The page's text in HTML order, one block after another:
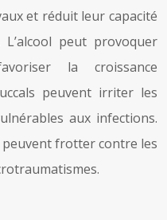
et réduit leur capacité
peut provoquer
la croissance
peuvent irriter les
aux infections.
frotter contre les